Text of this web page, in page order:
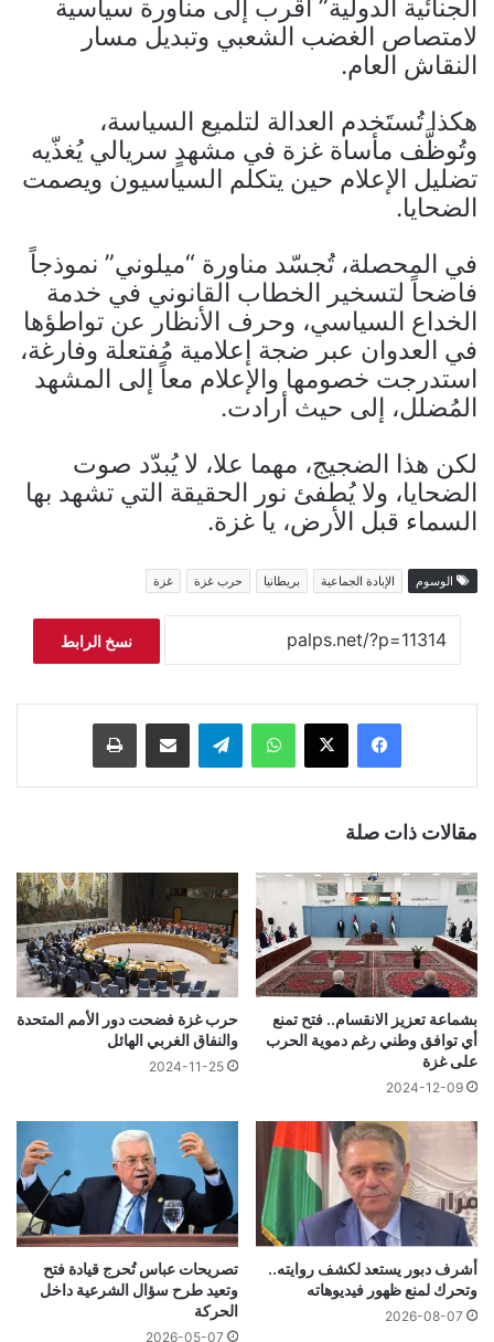
الجنائية الدولية” أقرب إلى مناورة سياسية
لامتصاص الغضب الشعبي وتبديل مسار
النقاش العام.
هكذا تُستَخدم العدالة لتلميع السياسة،
وتُوظَّف مأساة غزة في مشهدٍ سريالي يُغذّيه
تضليل الإعلام حين يتكلم السياسيون ويصمت
الضحايا.
في المحصلة، تُجسّد مناورة “ميلوني” نموذجاً
فاضحاً لتسخير الخطاب القانوني في خدمة
الخداع السياسي، وحرف الأنظار عن تواطؤها
في العدوان عبر ضجة إعلامية مُفتعلة وفارغة،
استدرجت خصومها والإعلام معاً إلى المشهد
المُضلل، إلى حيث أرادت.
لكن هذا الضجيج، مهما علا، لا يُبدّد صوت
الضحايا، ولا يُطفئ نور الحقيقة التي تشهد بها
السماء قبل الأرض، يا غزة.
الوسوم الإبادة الجماعية بريطانيا حرب غزة غزة
نسخ الرابط
فيسبوك ‫X واتساب تيلقرام مشاركة عبر البريد طباعة
مقالات ذات صلة
بشماعة تعزيز الانقسام.. فتح تمنع
أي توافق وطني رغم دموية الحرب
على غزة
2024-12-09
حرب غزة فضحت دور الأمم المتحدة
والنفاق الغربي الهائل
2024-11-25
أشرف دبور يستعد لكشف روايته..
وتحرك لمنع ظهور فيديوهاته
2026-08-07
تصريحات عباس تُحرج قيادة فتح
وتعيد طرح سؤال الشرعية داخل
الحركة
2026-05-07